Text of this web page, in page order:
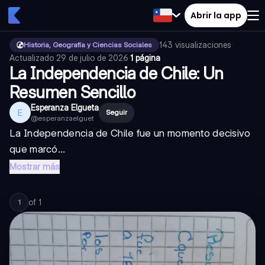
Abrir la app
Historia, Geografía y Ciencias Sociales 143 visualizaciones·
Actualizado 29 de julio de 2026·1 página
La Independencia de Chile: Un
Resumen Sencillo
E Esperanza Elgueta
@esperanzaelguet
Seguir
La Independencia de Chile fue un momento decisivo
que marcó...
Mostrar más
1 of 1